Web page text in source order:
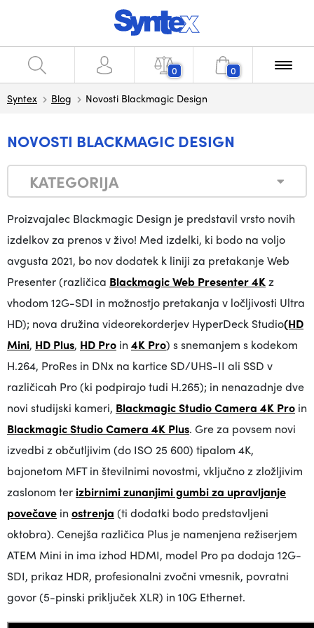
0 0
Syntex Blog Novosti Blackmagic Design
NOVOSTI BLACKMAGIC DESIGN
KATEGORIJA
Proizvajalec Blackmagic Design je predstavil vrsto novih
izdelkov za prenos v živo! Med izdelki, ki bodo na voljo
avgusta 2021, bo nov dodatek k liniji za pretakanje Web
Presenter (različica Blackmagic Web Presenter 4Kz
vhodom 12G-SDI in možnostjo pretakanja v ločljivosti Ultra
HD); nova družina videorekorderjev HyperDeck Studio(HD
Mini, HD Plus, HD Pro in 4K Pro) s snemanjem s kodekom
H.264, ProRes in DNx na kartice SD/UHS-II ali SSD v
različicah Pro (ki podpirajo tudi H.265); in nenazadnje dve
novi studijski kameri, Blackmagic Studio Camera 4K Pro in
Blackmagic Studio Camera 4K Plus. Gre za povsem novi
izvedbi z občutljivim (do ISO 25 600) tipalom 4K,
bajonetom MFT in številnimi novostmi, vključno z zložljivim
zaslonom ter izbirnimi zunanjimi gumbi za upravljanje
povečave in ostrenja (ti dodatki bodo predstavljeni
oktobra). Cenejša različica Plus je namenjena režiserjem
ATEM Mini in ima izhod HDMI, model Pro pa dodaja 12G-
SDI, prikaz HDR, profesionalni zvočni vmesnik, povratni
govor (5-pinski priključek XLR) in 10G Ethernet.